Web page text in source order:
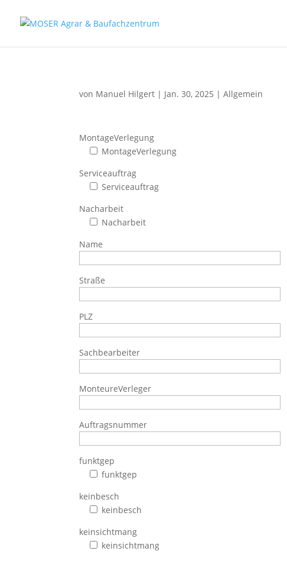
von Manuel Hilgert | Jan. 30, 2025 |Allgemein
MontageVerlegung
MontageVerlegung
Serviceauftrag
Serviceauftrag
Nacharbeit
Nacharbeit
Name
Straße
PLZ
Sachbearbeiter
MonteureVerleger
Auftragsnummer
funktgep
funktgep
keinbesch
keinbesch
keinsichtmang
keinsichtmang